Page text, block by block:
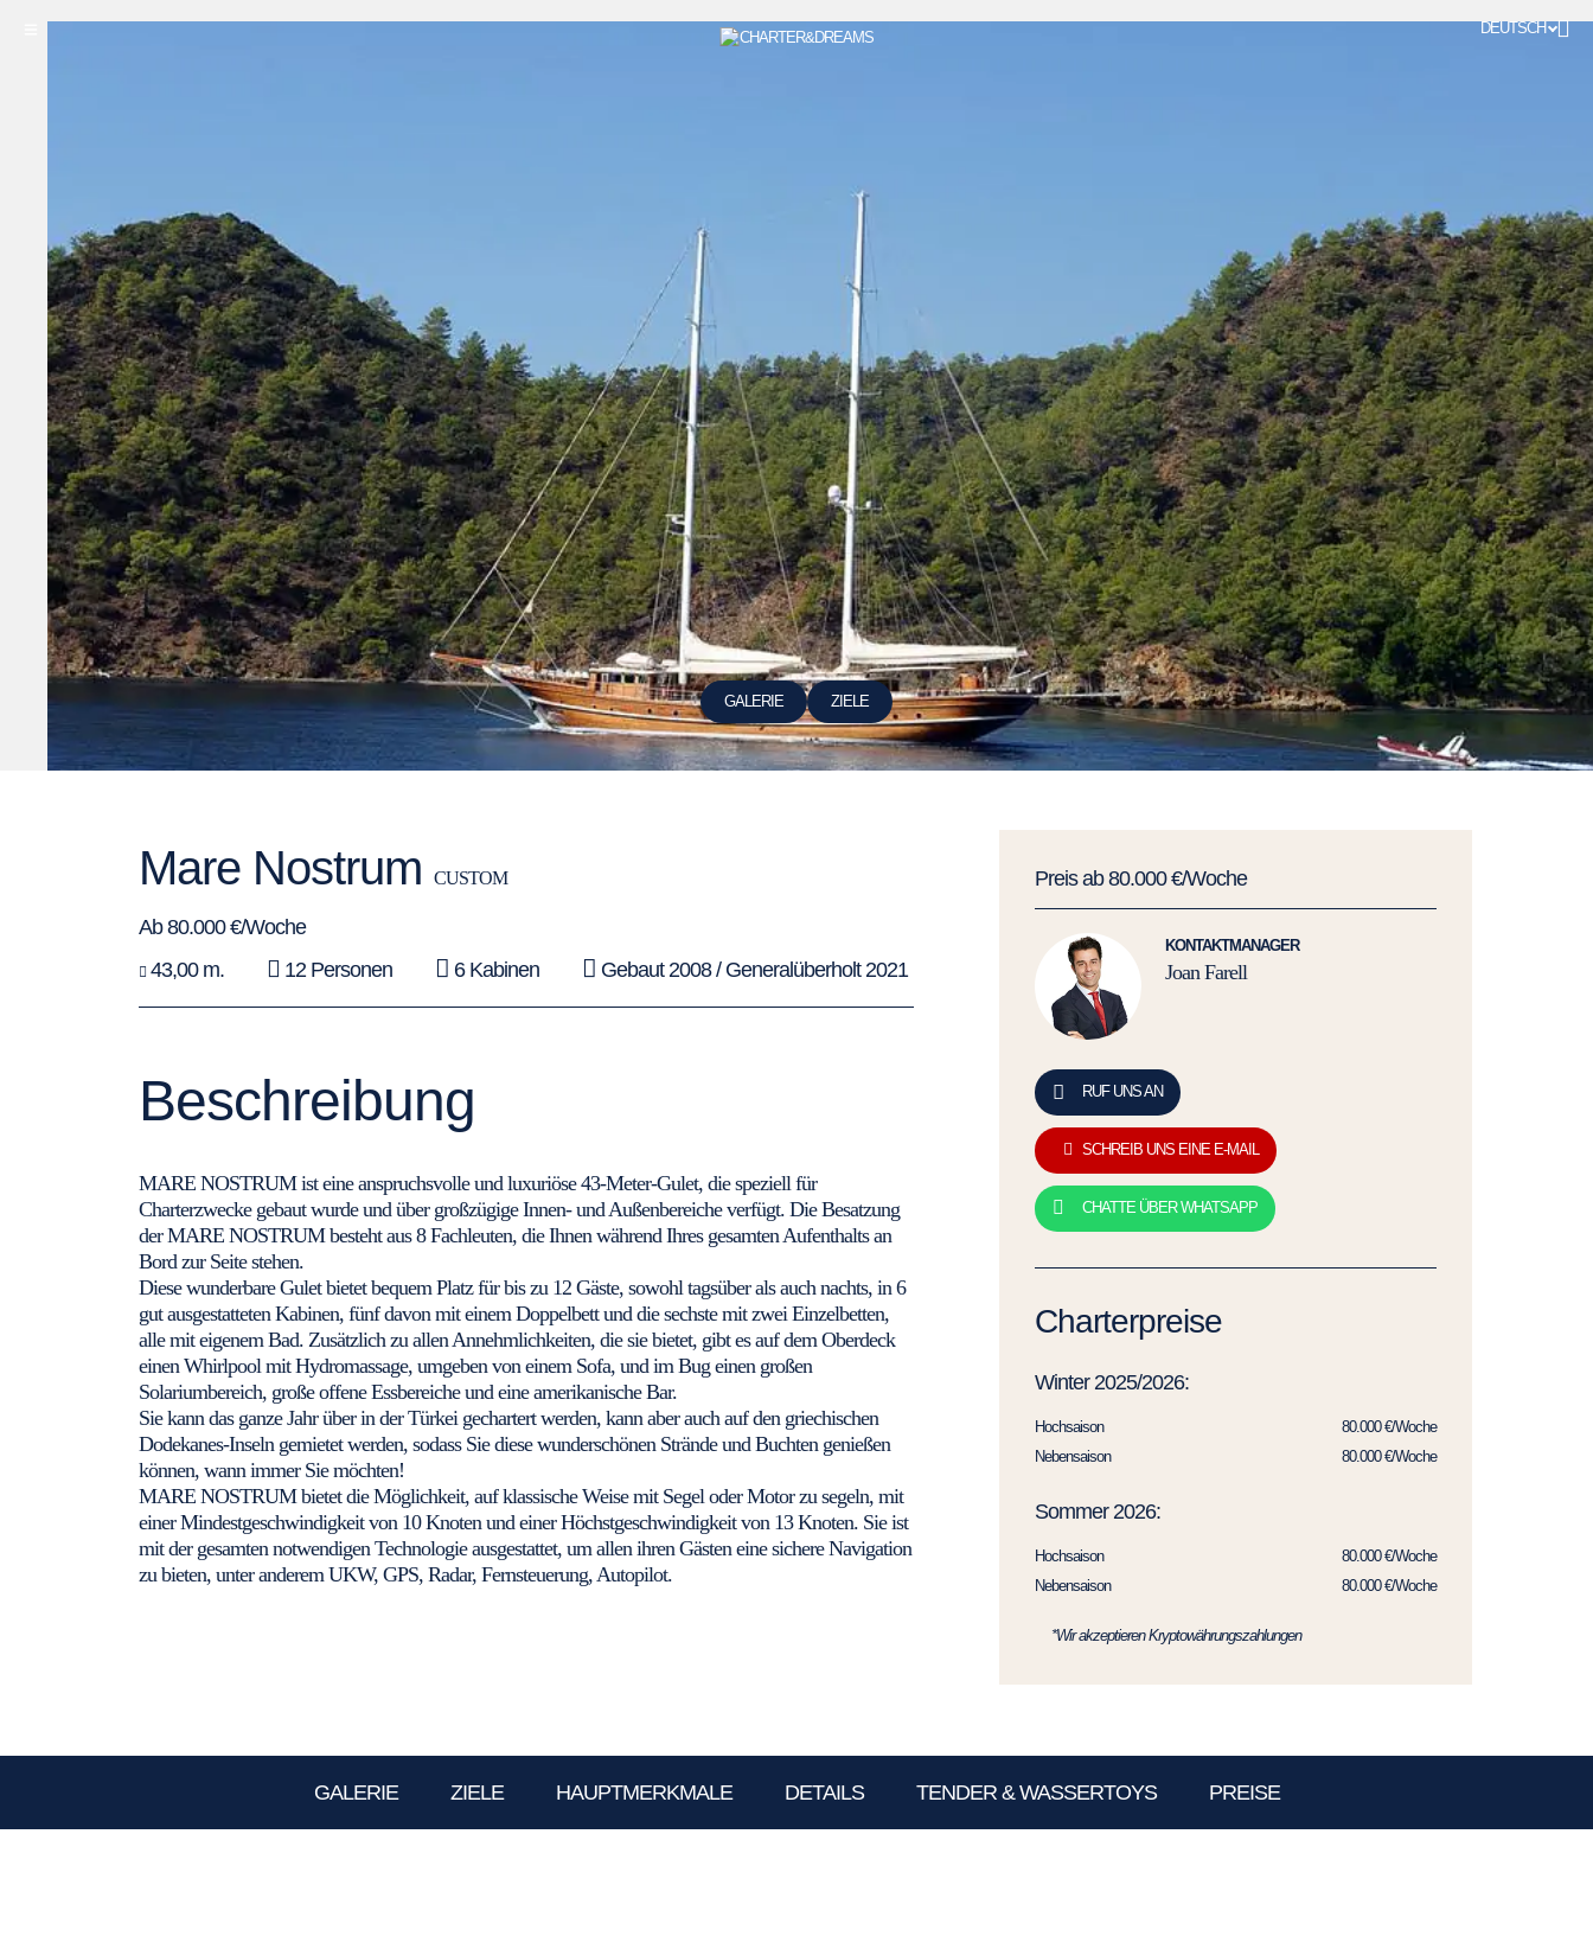
DEUTSCH
GALERIE ZIELE
Mare Nostrum CUSTOM
Ab 80.000 €/Woche
43,00 m.
12 Personen 6 Kabinen Gebaut 2008 / Generalüberholt 2021
Beschreibung
MARE NOSTRUM ist eine anspruchsvolle und luxuriöse 43-Meter-Gulet, die speziell für
Charterzwecke gebaut wurde und über großzügige Innen- und Außenbereiche verfügt. Die Besatzung
der MARE NOSTRUM besteht aus 8 Fachleuten, die Ihnen während Ihres gesamten Aufenthalts an
Bord zur Seite stehen.
Diese wunderbare Gulet bietet bequem Platz für bis zu 12 Gäste, sowohl tagsüber als auch nachts, in 6
gut ausgestatteten Kabinen, fünf davon mit einem Doppelbett und die sechste mit zwei Einzelbetten,
alle mit eigenem Bad. Zusätzlich zu allen Annehmlichkeiten, die sie bietet, gibt es auf dem Oberdeck
einen Whirlpool mit Hydromassage, umgeben von einem Sofa, und im Bug einen großen
Solariumbereich, große offene Essbereiche und eine amerikanische Bar.
Sie kann das ganze Jahr über in der Türkei gechartert werden, kann aber auch auf den griechischen
Dodekanes-Inseln gemietet werden, sodass Sie diese wunderschönen Strände und Buchten genießen
können, wann immer Sie möchten!
MARE NOSTRUM bietet die Möglichkeit, auf klassische Weise mit Segel oder Motor zu segeln, mit
einer Mindestgeschwindigkeit von 10 Knoten und einer Höchstgeschwindigkeit von 13 Knoten. Sie ist
mit der gesamten notwendigen Technologie ausgestattet, um allen ihren Gästen eine sichere Navigation
zu bieten, unter anderem UKW, GPS, Radar, Fernsteuerung, Autopilot.
Preis ab 80.000 €/Woche
KONTAKTMANAGER
Joan Farell
RUF UNS AN
SCHREIB UNS EINE E-MAIL
CHATTE ÜBER WHATSAPP
Charterpreise
Winter 2025/2026:
Hochsaison
80.000 €/Woche
Nebensaison
80.000 €/Woche
Sommer 2026:
Hochsaison
80.000 €/Woche
Nebensaison
80.000 €/Woche
*Wir akzeptieren Kryptowährungszahlungen
GALERIE ZIELE HAUPTMERKMALE DETAILS TENDER & WASSERTOYS PREISE